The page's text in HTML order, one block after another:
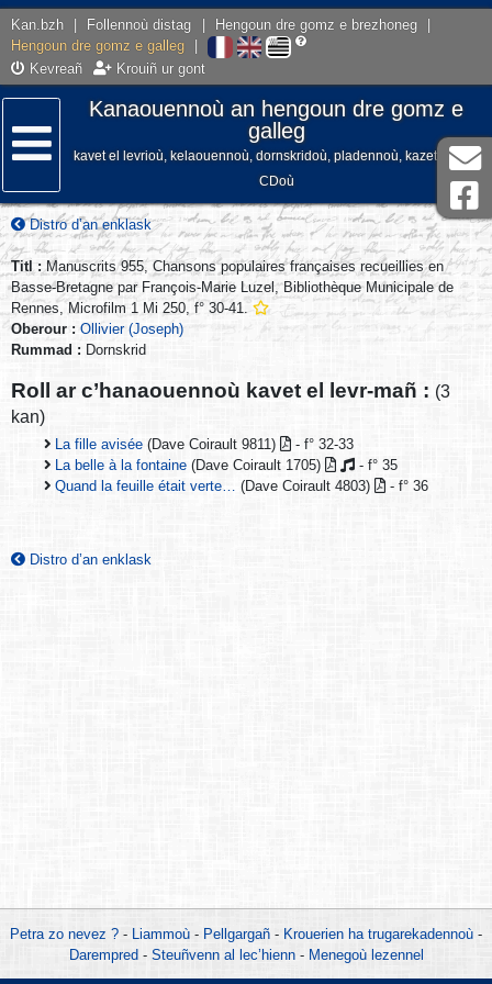
Kan.bzh Follennoù distag Hengoun dre gomz e brezhoneg
Hengoun dre gomz e galleg
Kevreañ
Krouiñ ur gont
Lañser
Kanaouennoù an hengoun dre gomz e
galleg
kavet el levrioù, kelaouennoù, dornskridoù, pladennoù, kazetennoù,
CDoù
Distro d’an enklask
Titl :Manuscrits 955, Chansons populaires françaises recueillies en
Basse-Bretagne par François-Marie Luzel, Bibliothèque Municipale de
Rennes, Microfilm 1 Mi 250, f° 30-41.
Oberour : Ollivier (Joseph)
Rummad : Dornskrid
Roll ar c’hanaouennoù kavet el levr-mañ : (3
kan)
La fille avisée (Dave Coirault 9811)
- f° 32-33
La belle à la fontaine (Dave Coirault 1705)
- f° 35
Quand la feuille était verte…
(Dave Coirault 4803) - f° 36
Distro d’an enklask
Petra zo nevez ? - Liammoù - Pellgargañ - Krouerien ha trugarekadennoù -
Darempred- Steuñvenn al lec’hienn- Menegoù lezennel